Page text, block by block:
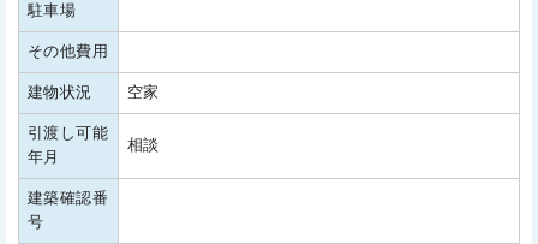
駐車場
その他費用
建物状況 空家
引渡し可能
年月
相談
建築確認番
号